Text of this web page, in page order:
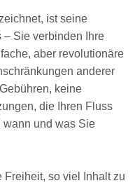
ist seine
– Sie verbinden Ihre
aber revolutionäre
anderer
keine
die Ihren Fluss
wann und was Sie
Freiheit, so viel Inhalt zu